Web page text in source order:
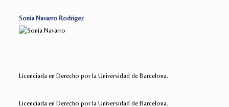
Sonia Navarro Rodrigez
Licenciada en Derecho por la Universidad de Barcelona.
Licenciada en Derecho por la Universidad de Barcelona.